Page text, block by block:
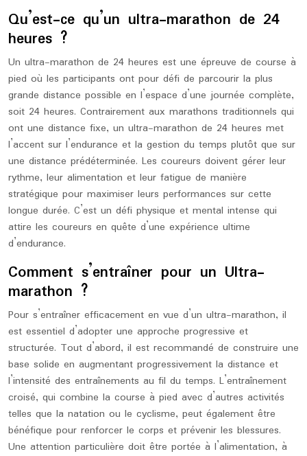
Qu’est-ce qu’un ultra-marathon de 24
heures ?
Un ultra-marathon de 24 heures est une épreuve de course à
pied où les participants ont pour défi de parcourir la plus
grande distance possible en l’espace d’une journée complète,
soit 24 heures. Contrairement aux marathons traditionnels qui
ont une distance fixe, un ultra-marathon de 24 heures met
l’accent sur l’endurance et la gestion du temps plutôt que sur
une distance prédéterminée. Les coureurs doivent gérer leur
rythme, leur alimentation et leur fatigue de manière
stratégique pour maximiser leurs performances sur cette
longue durée. C’est un défi physique et mental intense qui
attire les coureurs en quête d’une expérience ultime
d’endurance.
Comment s’entraîner pour un Ultra-
marathon ?
Pour s’entraîner efficacement en vue d’un ultra-marathon, il
est essentiel d’adopter une approche progressive et
structurée. Tout d’abord, il est recommandé de construire une
base solide en augmentant progressivement la distance et
l’intensité des entraînements au fil du temps. L’entraînement
croisé, qui combine la course à pied avec d’autres activités
telles que la natation ou le cyclisme, peut également être
bénéfique pour renforcer le corps et prévenir les blessures.
Une attention particulière doit être portée à l’alimentation, à